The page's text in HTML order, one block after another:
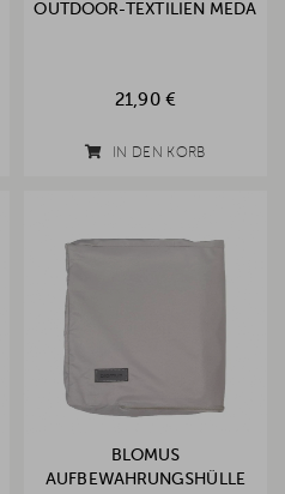
OUTDOOR-TEXTILIEN MEDA
21,90 €
IN DEN KORB
BLOMUS
AUFBEWAHRUNGSHÜLLE